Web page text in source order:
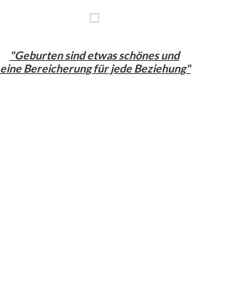
"Geburten sind etwas schönes und
eine Bereicherung für jede Beziehung"